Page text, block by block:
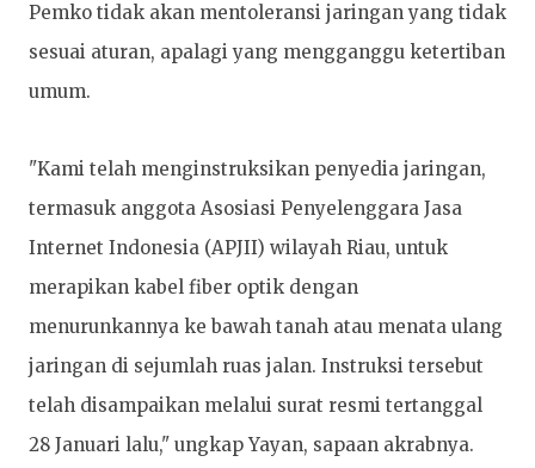
Pemko tidak akan mentoleransi jaringan yang tidak
sesuai aturan, apalagi yang mengganggu ketertiban
umum.
"Kami telah menginstruksikan penyedia jaringan,
termasuk anggota Asosiasi Penyelenggara Jasa
Internet Indonesia (APJII) wilayah Riau, untuk
merapikan kabel fiber optik dengan
menurunkannya ke bawah tanah atau menata ulang
jaringan di sejumlah ruas jalan. Instruksi tersebut
telah disampaikan melalui surat resmi tertanggal
28 Januari lalu," ungkap Yayan, sapaan akrabnya.